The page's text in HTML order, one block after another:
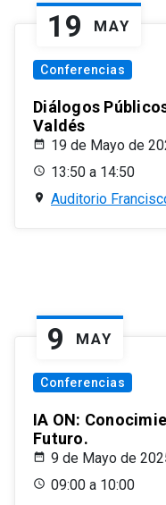
19 MAY
Conferencias
Diálogos
Valdés
19 de Mayo de
13:50 a 14:50
Auditorio
9 MAY
Conferencias
IA ON:
Futuro.
9 de Mayo de
09:00 a 10:00